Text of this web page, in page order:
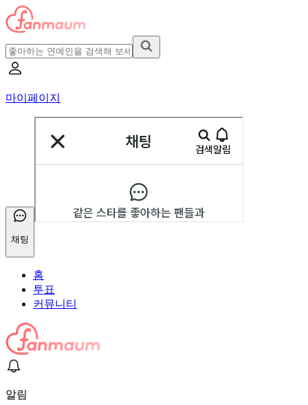
마이페이지
채팅
홈
투표
커뮤니티
알림